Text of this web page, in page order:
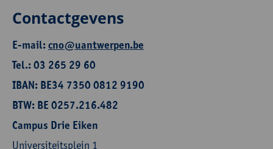
Contactgevens
E-mail:cno@uantwerpen.be
Tel.: 03 265 29 60
IBAN: BE34 7350 0812 9190
BTW: BE 0257.216.482
Campus Drie Eiken
Universiteitsplein 1